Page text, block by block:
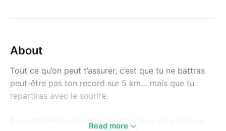
About
Tout ce qu’on peut t’assurer, c’est que tu ne battras
peut-être pas ton record sur 5 km… mais que tu
repartiras avec le sourire.
Au programme : musique tout au long du parcours,
Read more